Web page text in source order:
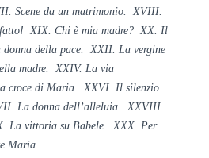
Scene da un matrimonio. XVIII.
fatto! XIX. Chi è mia madre? XX. Il
della pace. XXII. La vergine
madre. XXIV. La via
croce di Maria. XXVI. Il silenzio
La donna dell’alleluia. XXVIII.
La vittoria su Babele. XXX. Per
Maria.